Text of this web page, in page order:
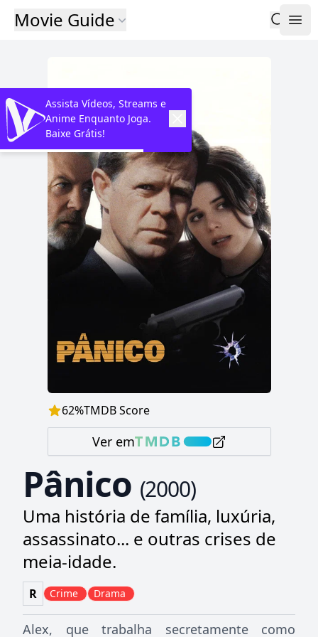
Movie Guide
62%TMDB Score
Ver em
Pânico (2000)
Uma história de família, luxúria,
assassinato... e outras crises de
meia-idade.
R Crime Drama
Alex, que trabalha secretamente como
Assista Vídeos, Streams e
Anime Enquanto Joga.
Baixe Grátis!